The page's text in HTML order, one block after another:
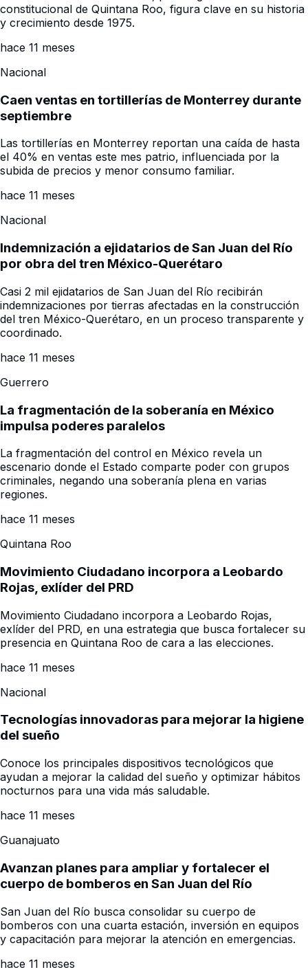
constitucional de Quintana Roo, figura clave en su historia
y crecimiento desde 1975.
hace 11 meses
Nacional
Caen ventas en tortillerías de Monterrey durante
septiembre
Las tortillerías en Monterrey reportan una caída de hasta
el 40% en ventas este mes patrio, influenciada por la
subida de precios y menor consumo familiar.
hace 11 meses
Nacional
Indemnización a ejidatarios de San Juan del Río
por obra del tren México-Querétaro
Casi 2 mil ejidatarios de San Juan del Río recibirán
indemnizaciones por tierras afectadas en la construcción
del tren México-Querétaro, en un proceso transparente y
coordinado.
hace 11 meses
Guerrero
La fragmentación de la soberanía en México
impulsa poderes paralelos
La fragmentación del control en México revela un
escenario donde el Estado comparte poder con grupos
criminales, negando una soberanía plena en varias
regiones.
hace 11 meses
Quintana Roo
Movimiento Ciudadano incorpora a Leobardo
Rojas, exlíder del PRD
Movimiento Ciudadano incorpora a Leobardo Rojas,
exlíder del PRD, en una estrategia que busca fortalecer su
presencia en Quintana Roo de cara a las elecciones.
hace 11 meses
Nacional
Tecnologías innovadoras para mejorar la higiene
del sueño
Conoce los principales dispositivos tecnológicos que
ayudan a mejorar la calidad del sueño y optimizar hábitos
nocturnos para una vida más saludable.
hace 11 meses
Guanajuato
Avanzan planes para ampliar y fortalecer el
cuerpo de bomberos en San Juan del Río
San Juan del Río busca consolidar su cuerpo de
bomberos con una cuarta estación, inversión en equipos
y capacitación para mejorar la atención en emergencias.
hace 11 meses